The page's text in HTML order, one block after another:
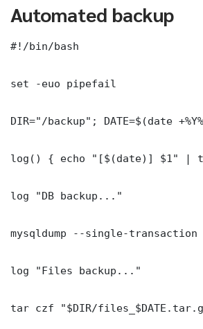
Automated backup
#!/bin/bash
set -euo pipefail
DIR="/backup"; DATE=$(date
log() { echo "[$(date)] $1" |
log "DB backup..."
mysqldump --single-
log "Files backup..."
tar czf "$DIR/